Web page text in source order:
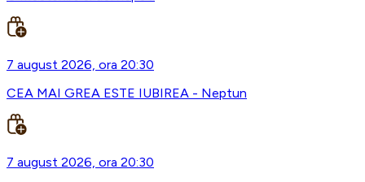
7 august 2026, ora 20:30
CEA MAI GREA ESTE IUBIREA - Neptun
7 august 2026, ora 20:30